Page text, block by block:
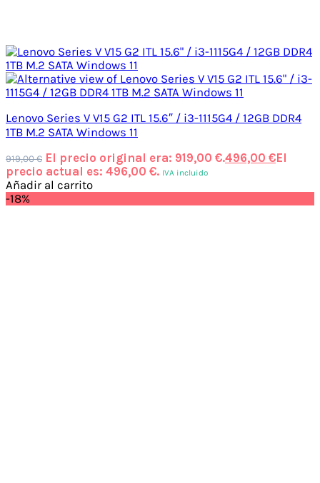
Lenovo Series V V15 G2 ITL 15.6″ / i3-1115G4 / 12GB DDR4
1TB M.2 SATA Windows 11
919,00€ El precio original era: 919,00 €.496,00 €El
precio actual es: 496,00 €. IVA incluido
Añadir al carrito
-18%